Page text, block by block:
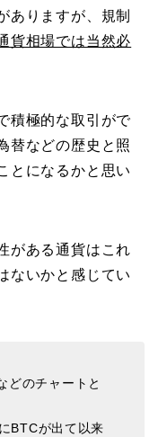
ありますが、規制
貨相場では当然必
積極的な取引がで
替などの歴史と照
とになるかと思い
がある通貨はこれ
ないかと感じてい
どのチャートと
BTCが出て以来